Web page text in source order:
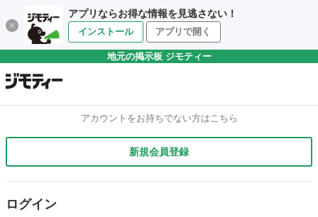
アプリならお得な情報を見逃さない！
インストール アプリで開く
地元の掲示板 ジモティー
アカウントをお持ちでない方はこちら
新規会員登録
ログイン